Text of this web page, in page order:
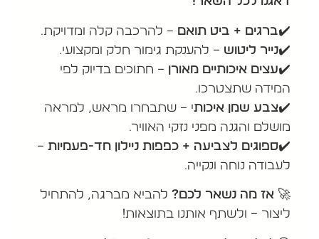
✔️ברגים + ביט תואם – להרכבה קלה ומדויקת.
✔️נייר ליטוש – להענקת גימור חלק ומקצועי.
✔️עצים איכותיים מאורן – חתוכים בדיוק לפי
המידה שתצטרכו.
✔️צבע שמן איכותי – שתבחרו מראש, למראה
מושלם והגנה מפני נזקי האוויר.
✔️ספוגים לצביעה + כפפות ניילון חד-פעמיות –
לעבודה נוחה ונקייה.
🚀 אז מה נשאר לכם? להביא מברגה, להתחיל
ליצור – ולשתף אותנו בתוצאות!